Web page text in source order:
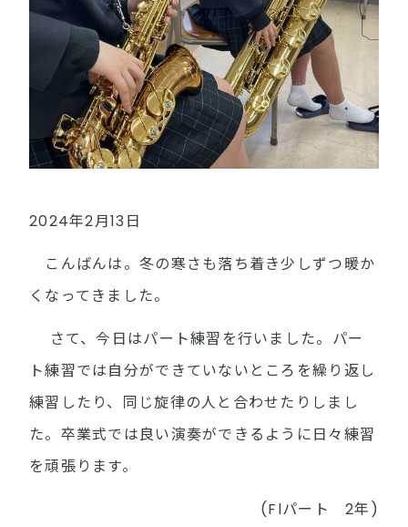
2024年2月13日
こんばんは。冬の寒さも落ち着き少しずつ暖か
くなってきました。
さて、今日はパート練習を行いました。パー
ト練習では自分ができていないところを繰り返し
練習したり、同じ旋律の人と合わせたりしまし
た。卒業式では良い演奏ができるように日々練習
を頑張ります。
(Flパート 2年)